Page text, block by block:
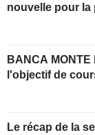
nouvelle pour la
BANCA MONTE
l'objectif de
Le récap de la